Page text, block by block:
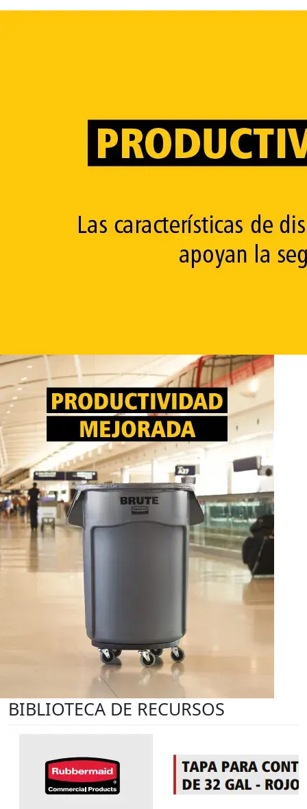
BIBLIOTECA DE RECURSOS